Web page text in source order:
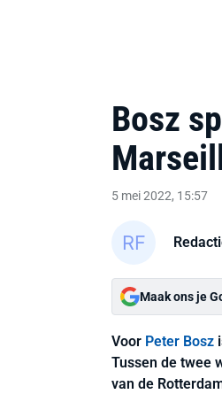
Bosz
5 mei 2022, 15:57
Maak ons je
Voor Peter Bosz
Tussen de twee
van de